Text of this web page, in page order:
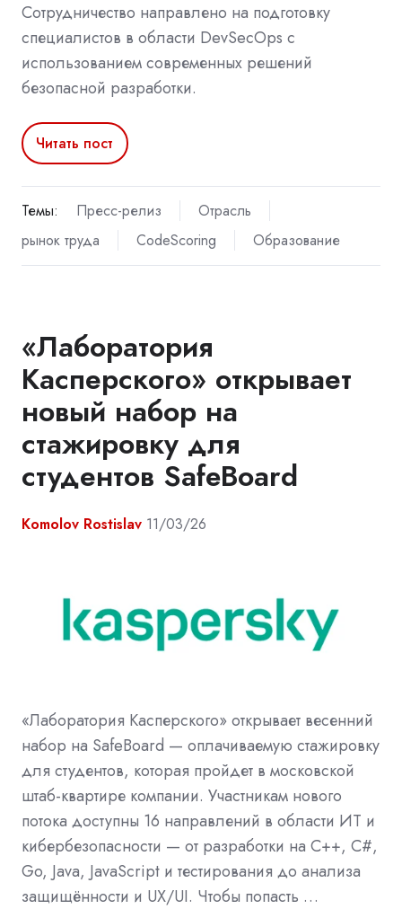
Сотрудничество направлено на подготовку
специалистов в области DevSecOps с
использованием современных решений
безопасной разработки.
Читать пост
Темы: Пресс-релиз
Отрасль
рынок труда
CodeScoring Образование
«Лаборатория
Касперского» открывает
новый набор на
стажировку для
студентов SafeBoard
Komolov Rostislav 11/03/26
«Лаборатория Касперского» открывает весенний
набор на SafeBoard — оплачиваемую стажировку
для студентов, которая пройдет в московской
штаб-квартире компании. Участникам нового
потока доступны 16 направлений в области ИТ и
кибербезопасности — от разработки на С++, C#,
Go, Java, JavaScript и тестирования до анализа
защищённости и UX/UI. Чтобы попасть …